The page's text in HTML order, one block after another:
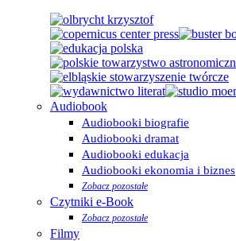
Audiobook
Audiobooki biografie
Audiobooki dramat
Audiobooki edukacja
Audiobooki ekonomia i biznes
Zobacz pozostałe
Czytniki e-Book
Zobacz pozostałe
Filmy